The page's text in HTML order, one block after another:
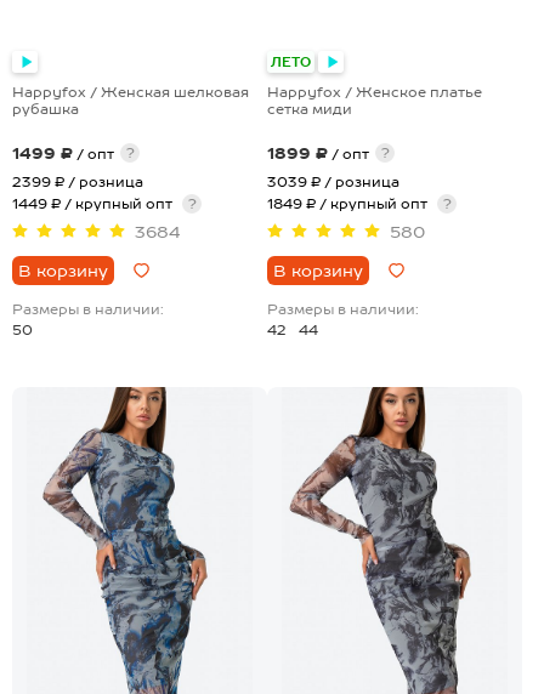
Happyfox / Женская шелковая
рубашка
1499 ₽ / опт
?
2399 ₽ / розница
1449 ₽ / крупный опт
?
3684
В корзину
Размеры в наличии:
50
ЛЕТО
Happyfox / Женское платье
сетка миди
1899 ₽ / опт
?
3039 ₽ / розница
1849 ₽ / крупный опт
?
580
В корзину
Размеры в наличии:
42
44